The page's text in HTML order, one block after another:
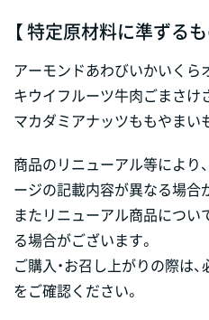
【 特定原材料に準ずるも
アーモンドあわびいかいくら
キウイフルーツ牛肉ごまさけ
マカダミアナッツももやまい
商品のリニューアル等により
ージの記載内容が異なる場合
またリニューアル商品につい
る場合がございます。
ご購入・お召し上がりの際は
をご確認ください。